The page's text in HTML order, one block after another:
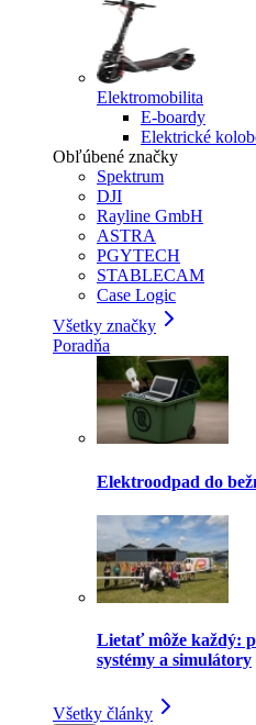
Elektromobilita
E-boardy
Elektrické
Obľúbené značky
Spektrum
DJI
Rayline GmbH
ASTRA
PGYTECH
STABLECAM
Case Logic
Všetky značky
Poradňa
Elektroodpad do
Lietať môže každý:
systémy a simulátory
Všetky články